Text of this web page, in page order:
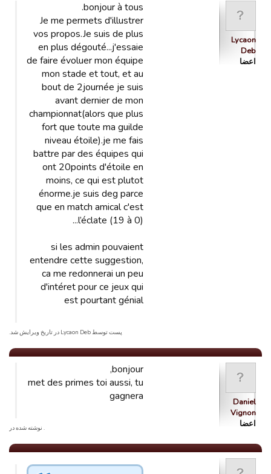
Lycaon
Deb
اعضا
bonjour à tous.
Je me permets d'illustrer
vos propos.Je suis de plus
en plus dégouté...j'essaie
de faire évoluer mon équipe
mon stade et tout, et au
bout de 2journée je suis
avant dernier de mon
championnat(alors que plus
fort que toute ma guilde
niveau étoile).je me fais
battre par des équipes qui
ont 20points d'étoile en
moins, ce qui est plutot
énorme.je suis deg parce
que en match amical c'est
l’éclate (19 à 0)...
si les admin pouvaient
entendre cette suggestion,
ca me redonnerai un peu
d'intéret pour ce jeux qui
est pourtant génial
پست توسط Lycaon Deb در تاریخ ویرایش شد.
Daniel
Vignon
اعضا
bonjour,
met des primes toi aussi, tu
gagnera
. نوشته شده در